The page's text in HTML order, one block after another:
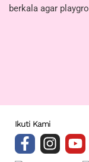
berkala agar
Ikuti Kami